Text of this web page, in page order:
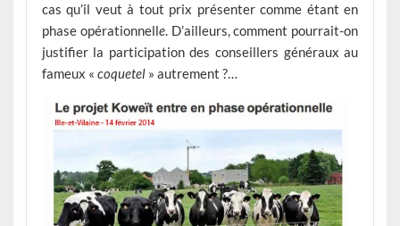
cas qu’il veut à tout prix présenter comme étant en
phase opérationnelle. D’ailleurs, comment pourrait-on
justifier la participation des conseillers généraux au
fameux « coquetel» autrement ?…